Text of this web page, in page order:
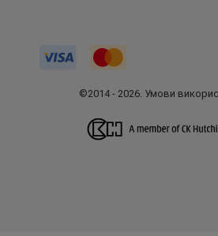
©2014 - 2026. Умови